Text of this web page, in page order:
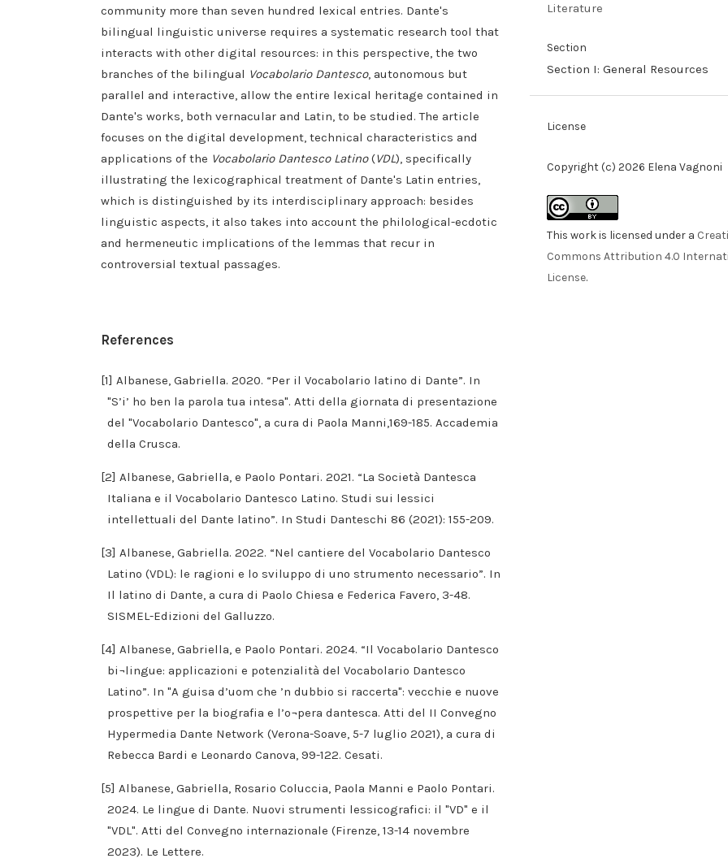
community more than seven hundred lexical entries. Dante's
bilingual linguistic universe requires a systematic research tool that
interacts with other digital resources: in this perspective, the two
branches of the bilingual Vocabolario Dantesco, autonomous but
parallel and interactive, allow the entire lexical heritage contained in
Dante's works, both vernacular and Latin, to be studied. The article
focuses on the digital development, technical characteristics and
applications of the Vocabolario Dantesco Latino(VDL), specifically
illustrating the lexicographical treatment of Dante's Latin entries,
which is distinguished by its interdisciplinary approach: besides
linguistic aspects, it also takes into account the philological-ecdotic
and hermeneutic implications of the lemmas that recur in
controversial textual passages.
References
[1] Albanese, Gabriella. 2020. “Per il Vocabolario latino di Dante”. In
"S’i’ ho ben la parola tua intesa". Atti della giornata di presentazione
del "Vocabolario Dantesco", a cura di Paola Manni,169-185. Accademia
della Crusca.
[2] Albanese, Gabriella, e Paolo Pontari. 2021. “La Società Dantesca
Italiana e il Vocabolario Dantesco Latino. Studi sui lessici
intellettuali del Dante latino”. In Studi Danteschi 86 (2021): 155-209.
[3] Albanese, Gabriella. 2022. “Nel cantiere del Vocabolario Dantesco
Latino (VDL): le ragioni e lo sviluppo di uno strumento necessario”. In
Il latino di Dante, a cura di Paolo Chiesa e Federica Favero, 3-48.
SISMEL-Edizioni del Galluzzo.
[4] Albanese, Gabriella, e Paolo Pontari. 2024. “Il Vocabolario Dantesco
bi¬lingue: applicazioni e potenzialità del Vocabolario Dantesco
Latino”. In "A guisa d’uom che ’n dubbio si raccerta": vecchie e nuove
prospettive per la biografia e l’o¬pera dantesca. Atti del II Convegno
Hypermedia Dante Network (Verona-Soave, 5-7 luglio 2021), a cura di
Rebecca Bardi e Leonardo Canova, 99-122. Cesati.
[5] Albanese, Gabriella, Rosario Coluccia, Paola Manni e Paolo Pontari.
2024. Le lingue di Dante. Nuovi strumenti lessicografici: il "VD" e il
"VDL". Atti del Convegno internazionale (Firenze, 13-14 novembre
2023). Le Lettere.
Literature
Section
Section I: General Resources
License
Copyright (c) 2026 Elena Vagnoni
This work is licensed under a
Commons Attribution 4.0
License.